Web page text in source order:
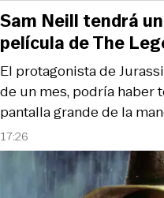
17:26
El protagonista de
de un mes, podría haber
pantalla grande de la
Sam Neill tendrá
película de The